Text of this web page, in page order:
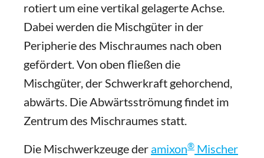
rotiert um eine vertikal gelagerte Achse.
Dabei werden die Mischgüter in der
Peripherie des Mischraumes nach oben
gefördert. Von oben fließen die
Mischgüter, der Schwerkraft gehorchend,
abwärts. Die Abwärtsströmung findet im
Zentrum des Mischraumes statt.
Die Mischwerkzeuge der amixon® Mischer